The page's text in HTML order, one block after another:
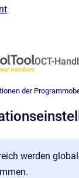
OCT-
der
werden